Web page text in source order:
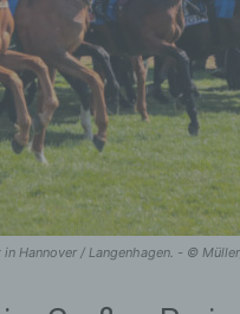
Hannover / Langenhagen. - ©